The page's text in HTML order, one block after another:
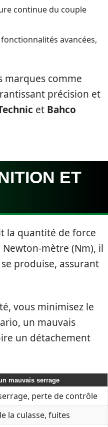
continue du couple
avancées,
marques comme
précision et
et Bahco
ET
la quantité de force
Newton-mètre (Nm), il
produise, assurant
vous minimisez le
un mauvais
un détachement
mauvais serrage
perte de contrôle
la culasse, fuites